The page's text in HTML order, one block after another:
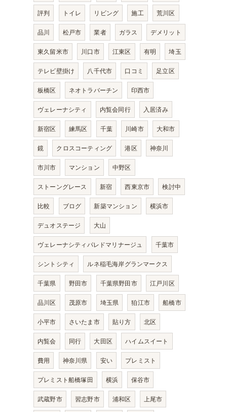
評判 トイレ リビング 施工 荒川区
品川 松戸市 業者 ガラス デメリット
東久留米市 川口市 江東区 有明 埼玉
テレビ壁掛け 八千代市 口コミ 足立区
板橋区 ネオトラバーチン 印西市
ヴェレーナシティ 内覧会同行 入居済み
新宿区 練馬区 千葉 川崎市 大和市
鏡 クロスコーティング 港区 神奈川
市川市 マンション 中野区
ストーングレース 新宿 西東京市 検討中
比較 ブログ 新築マンション 横浜市
デュオステージ 大山
ヴェレーナシティパレドマリナージュ 千葉市
シントシティ ルネ稲毛海岸グランマークス
千葉県 野田市 千葉県野田市 江戸川区
品川区 茂原市 埼玉県 狛江市 船橋市
小平市 さいたま市 貼り方 北区
内覧会 同行 大田区 ハイムスイート
費用 神奈川県 安い プレミスト
プレミスト船橋塚田 横浜 保谷市
武蔵野市 習志野市 浦和区 上尾市